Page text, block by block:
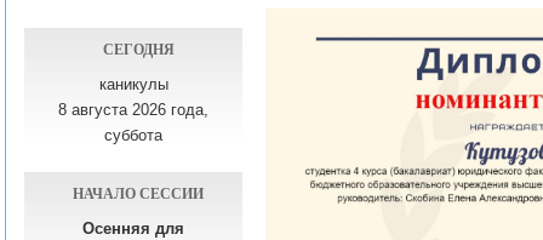
СЕГОДНЯ
каникулы
8 августа 2026 года,
суббота
НАЧАЛО СЕССИИ
Осенняя для